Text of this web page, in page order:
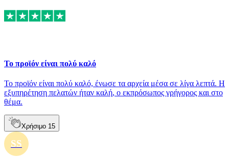
Το προϊόν είναι πολύ καλό
Το προϊόν είναι πολύ καλό, ένωσε τα αρχεία μέσα σε λίγα λεπτά. Η
εξυπηρέτηση πελατών ήταν καλή, ο εκπρόσωπος γρήγορος και στο
θέμα.
Χρήσιμο 15
SS